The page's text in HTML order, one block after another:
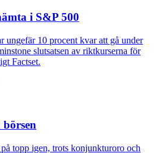
i S&P 500
ungefär 10 procent kvar att gå under
slutsatsen av riktkurserna för
Factset.
topp igen, trots konjunkturoro och